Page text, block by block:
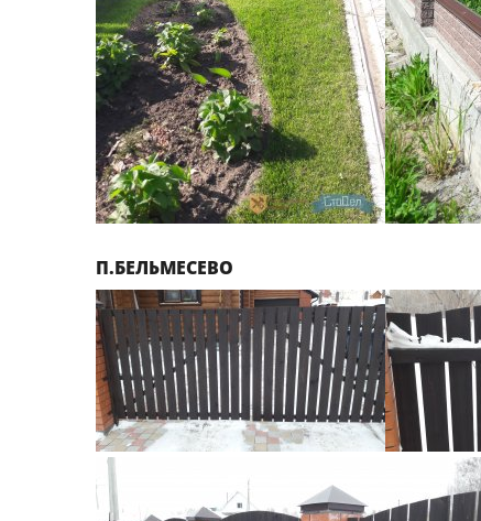
П.БЕЛЬМЕСЕВО